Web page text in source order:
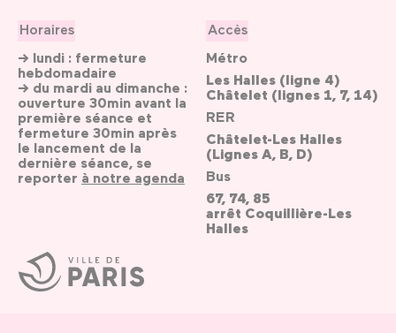
Ville
de
Paris
Horaires
→ lundi : fermeture
hebdomadaire
→ du mardi au dimanche :
ouverture 30min avant la
première séance et
fermeture 30min après
le lancement de la
dernière séance, se
reporter à notre agenda
Accès
Métro
Les Halles (ligne 4)
Châtelet (lignes 1, 7, 14)
RER
Châtelet-Les Halles
(Lignes A, B, D)
Bus
67, 74, 85
arrêt Coquillière-Les
Halles